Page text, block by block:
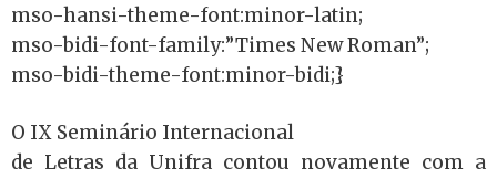
mso-hansi-theme-font:minor-latin;
mso-bidi-font-family:”Times New Roman”;
mso-bidi-theme-font:minor-bidi;}
O IX Seminário Internacional
de Letras da Unifra contou novamente com a